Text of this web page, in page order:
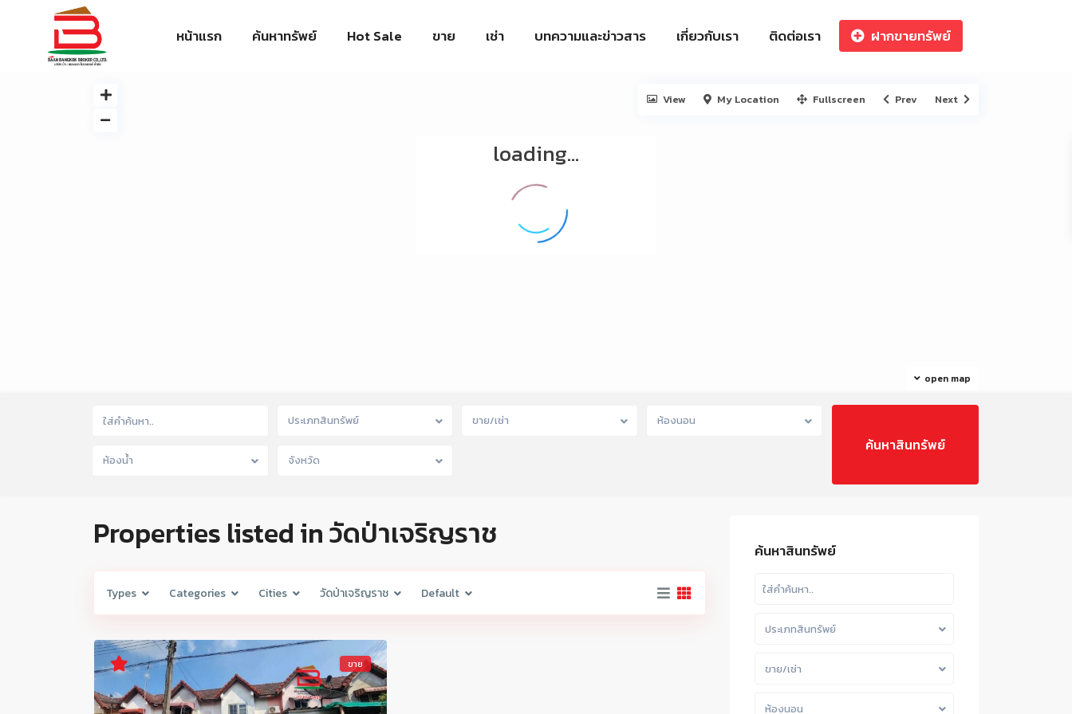
หน้าแรก ค้นหาทรัพย์ Hot Sale ขาย เช่า บทความและข่าวสาร เกี่ยวกับเรา ติดต่อเรา ฝากขายทรัพย์
loading...
open map
View My Location Fullscreen Prev Next
ประเภทสินทรัพย์ ขาย/เช่า ห้องนอน
ห้องน้ำ จังหวัด
Properties listed in วัดป่าเจริญราช
Types Categories Cities วัดป่าเจริญราช Default
ขาย
ค้นหาสินทรัพย์
ประเภทสินทรัพย์
ขาย/เช่า
ห้องนอน